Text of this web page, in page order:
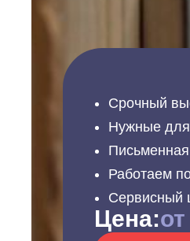
Срочный
Нужные для
Работаем
Сервисный
Цена: